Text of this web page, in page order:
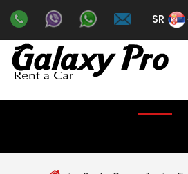
Color
SR